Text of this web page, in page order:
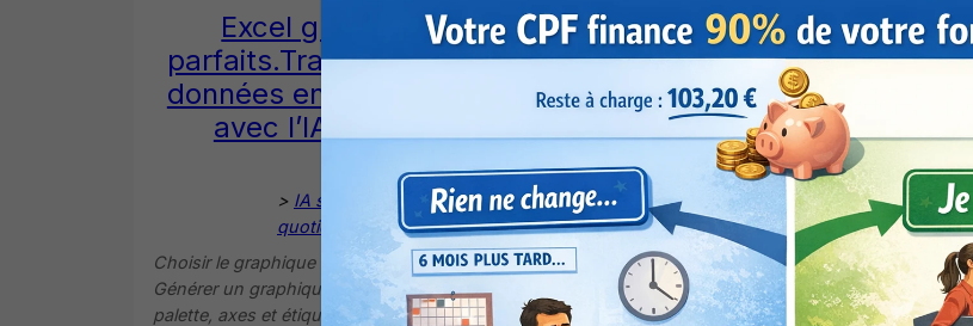
Excel graphiques
parfaits.Transformez vos
données en visuels clairs
avec l’IA (PLAN 5)
> IA simple au
quotidien
Choisir le graphique adapté aux données.
Générer un graphique lisible via IA. Optimiser
palette, axes et étiquettes. Préparer un
Excel TCD assistés par
l’IA.Analysez comme un
expert en quelques clics
(PLAN 6)
>
IA simple au
quotidien
Créer un TCD pertinent via IA. Explorer
données via plusieurs axes. Ajouter
segments/chronologies. Interpréter les